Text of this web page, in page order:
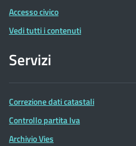
Accesso civico
Vedi tutti i contenuti
Servizi
Correzione dati catastali
Controllo partita Iva
Archivio Vies